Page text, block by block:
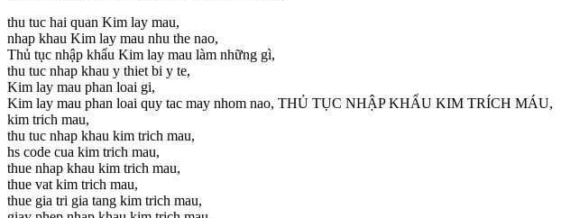
thu tuc hai quan Kim lay mau,
nhap khau Kim lay mau nhu the nao,
Thủ tục nhập khẩu Kim lay mau làm những gì,
thu tuc nhap khau y thiet bi y te,
Kim lay mau phan loai gi,
Kim lay mau phan loai quy tac may nhom nao, THỦ TỤC NHẬP KHẨU KIM TRÍCH MÁU,
kim trich mau,
thu tuc nhap khau kim trich mau,
hs code cua kim trich mau,
thue nhap khau kim trich mau,
thue vat kim trich mau,
thue gia tri gia tang kim trich mau,